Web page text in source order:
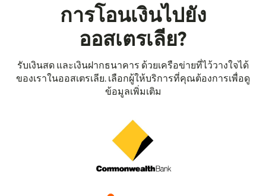
การโอนเงินไปยัง
ออสเตรเลีย?
รับเงินสด และเงินฝากธนาคาร ด้วยเครือข่ายที่ไว้วางใจได้
ของเราในออสเตรเลีย. เลือกผู้ให้บริการที่คุณต้องการเพื่อดู
ข้อมูลเพิ่มเติม